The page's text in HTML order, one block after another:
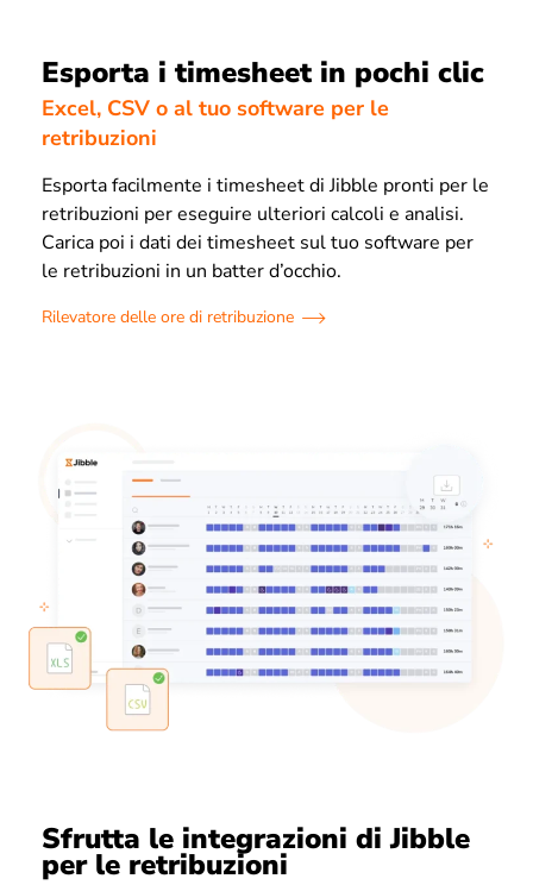
Esporta i timesheet in pochi clic
Excel, CSV o al tuo software per le
retribuzioni
Esporta facilmente i timesheet di Jibble pronti per le
retribuzioni per eseguire ulteriori calcoli e analisi.
Carica poi i dati dei timesheet sul tuo software per
le retribuzioni in un batter d’occhio.
Rilevatore delle ore di retribuzione
Sfrutta le integrazioni di Jibble
per le retribuzioni